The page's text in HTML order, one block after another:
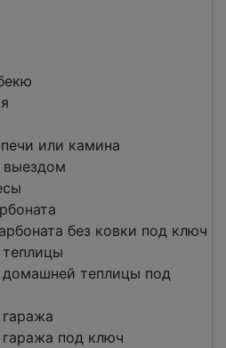
или камина
выездом
без ковки под ключ
домашней теплицы под
под ключ